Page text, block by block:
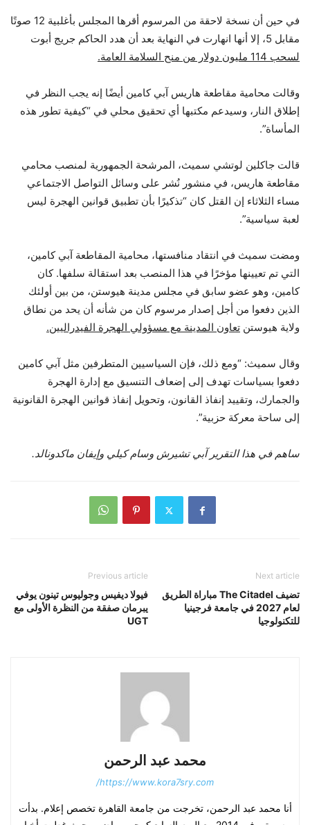
في حين أن نسخة لاحقة من المرسوم أقرها المجلس بأغلبية 12 صوتًا
مقابل 5، إلا أنها انهارت في النهاية بعد أن هدد الحاكم جريج أبوت
لسحب 114 مليون دولار من منح السلامة العامة.
وقالت محامية مقاطعة هاريس آبي كامين أيضًا إنه يجب النظر في
إطلاق النار، وسيدعم مكتبها أي تحقيق محلي في “كيفية تطور هذه
المأساة”.
قالت جاكلين لوتشي سميث، المرشحة الجمهورية لمنصب محامي
مقاطعة هاريس، في منشور نُشر على وسائل التواصل الاجتماعي
مساء الثلاثاء إن القتل كان “تذكيرًا بأن تطبيق قوانين الهجرة ليس
لعبة سياسية”.
ومضت سميث في انتقاد منافستها، محامية المقاطعة آبي كامين،
التي تم تعيينها مؤخرًا في هذا المنصب بعد استقالة سلفها. كان
كامين، وهو عضو سابق في مجلس مدينة هيوستن، من بين أولئك
الذين دفعوا من أجل إصدار مرسوم كان من شأنه أن يحد من نطاق
ولاية هيوستن تعاون المدينة مع مسؤولي الهجرة الفيدراليين.
وقال سميث: “ومع ذلك، فإن السياسيين المتطرفين مثل آبي كامين
دفعوا بسياسات تهدف إلى إضعاف التنسيق مع إدارة الهجرة
والجمارك، وتقييد إنفاذ القانون، وتحويل إنفاذ قوانين الهجرة القانونية
إلى ساحة معركة حزبية”.
ساهم في هذا التقرير آبي تشيرش وسام كيلي وإيفان ماكدونالد.
Previous article
فيولا ديفيس وجوليوس تينون يوفي
يبرمان صفقة من النظرة الأولى مع
UGT
Next article
تضيف The Citadel مباراة الطريق
لعام 2027 في جامعة فرجينيا
للتكنولوجيا
محمد عبد الرحمن
https://www.kora7sry.com/
أنا محمد عبد الرحمن، تخرجت من جامعة القاهرة تخصص إعلام. بدأت